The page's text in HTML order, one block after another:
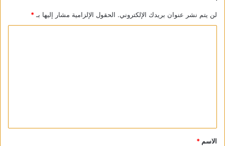
اعذر من انذر” .
لن يتم نشر عنوان بريدك الإلكتروني. الحقول الإلزامية مشار إليها بـ *
*
الاسم *